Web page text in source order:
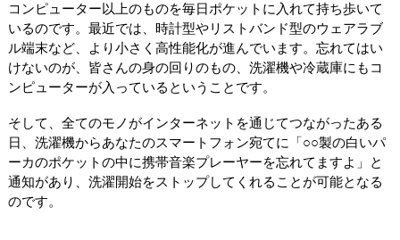
コンピューター以上のものを毎日ポケットに入れて持ち歩いて
いるのです。最近では、時計型やリストバンド型のウェアラブ
ル端末など、より小さく高性能化が進んでいます。忘れてはい
けないのが、皆さんの身の回りのもの、洗濯機や冷蔵庫にもコ
ンピューターが入っているということです。
そして、全てのモノがインターネットを通じてつながったある
日、洗濯機からあなたのスマートフォン宛てに「○○製の白いパ
ーカのポケットの中に携帯音楽プレーヤーを忘れてますよ」と
通知があり、洗濯開始をストップしてくれることが可能となる
のです。